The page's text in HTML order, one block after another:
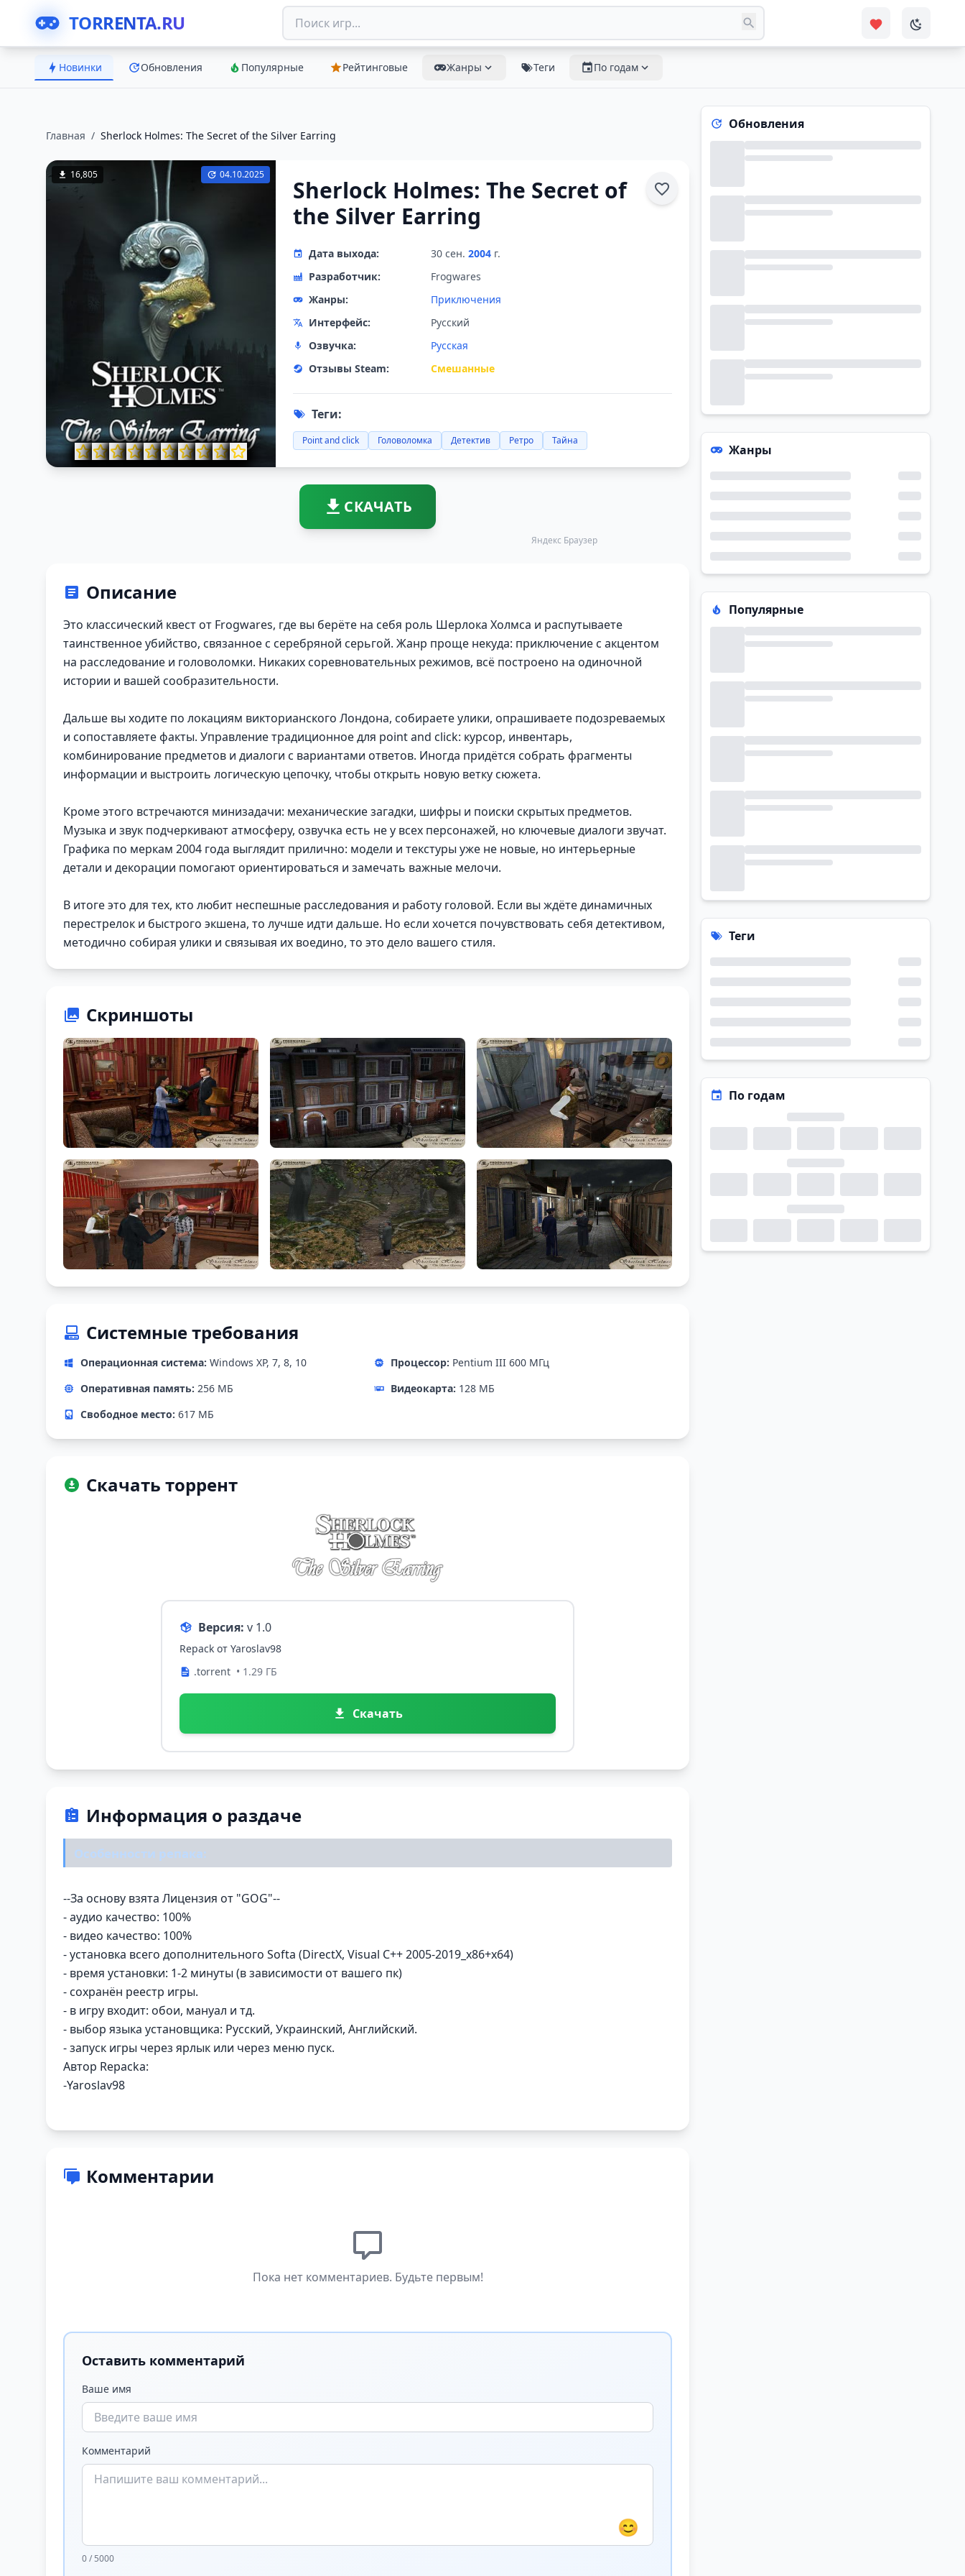
TORRENTA.RU
Новинки Обновления Популярные Рейтинговые Жанры Теги По годам
Главная / Sherlock Holmes: The Secret of the Silver Earring
16,805 04.10.2025
Sherlock Holmes: The Secret of
the Silver Earring
Дата выхода: 30 сен. 2004 г.
Разработчик:
Frogwares
Жанры:
Приключения
Интерфейс:
Русский
Озвучка:
Русская
Отзывы Steam:
Смешанные
Теги:
Point and click Головоломка Детектив Ретро Тайна
СКАЧАТЬ
Яндекс Браузер
Описание
Это классический квест от Frogwares, где вы берёте на себя роль Шерлока Холмса и распутываете
таинственное убийство, связанное с серебряной серьгой. Жанр проще некуда: приключение с акцентом
на расследование и головоломки. Никаких соревновательных режимов, всё построено на одиночной
истории и вашей сообразительности.
Дальше вы ходите по локациям викторианского Лондона, собираете улики, опрашиваете подозреваемых
и сопоставляете факты. Управление традиционное для point and click: курсор, инвентарь,
комбинирование предметов и диалоги с вариантами ответов. Иногда придётся собрать фрагменты
информации и выстроить логическую цепочку, чтобы открыть новую ветку сюжета.
Кроме этого встречаются минизадачи: механические загадки, шифры и поиски скрытых предметов.
Музыка и звук подчеркивают атмосферу, озвучка есть не у всех персонажей, но ключевые диалоги звучат.
Графика по меркам 2004 года выглядит прилично: модели и текстуры уже не новые, но интерьерные
детали и декорации помогают ориентироваться и замечать важные мелочи.
В итоге это для тех, кто любит неспешные расследования и работу головой. Если вы ждёте динамичных
перестрелок и быстрого экшена, то лучше идти дальше. Но если хочется почувствовать себя детективом,
методично собирая улики и связывая их воедино, то это дело вашего стиля.
Скриншоты
Системные требования
Операционная система: Windows XP, 7, 8, 10 Процессор: Pentium III 600 МГц
Оперативная память: 256 MБ Видеокарта: 128 МБ
Свободное место: 617 МБ
Скачать торрент
Версия: v 1.0
Repack от Yaroslav98
.torrent • 1.29 ГБ
Скачать
Информация о раздаче
Особенности репака:
--За основу взята Лицензия от "GOG"--
- аудио качество: 100%
- видео качество: 100%
- установка всего дополнительного Softa (DirectX, Visual C++ 2005-2019_x86+x64)
- время установки: 1-2 минуты (в зависимости от вашего пк)
- сохранён реестр игры.
- в игру входит: обои, мануал и тд.
- выбор языка установщика: Русский, Украинский, Английский.
- запуск игры через ярлык или через меню пуск.
Автор Repacka:
-Yaroslav98
Комментарии
Пока нет комментариев. Будьте первым!
Оставить комментарий
Ваше имя
Комментарий
😊
0 / 5000
Обновления
Жанры
Популярные
Теги
По годам